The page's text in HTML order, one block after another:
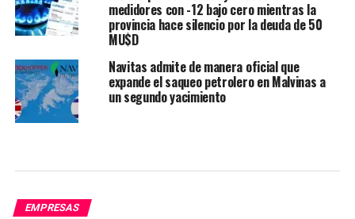
medidores con -12 bajo cero mientras la
provincia hace silencio por la deuda de 50
MU$D
Navitas admite de manera oficial que
expande el saqueo petrolero en Malvinas a
un segundo yacimiento
EMPRESAS